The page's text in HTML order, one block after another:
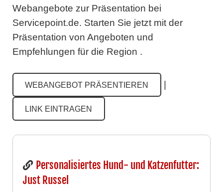
Webangebote zur Präsentation bei
Servicepoint.de. Starten Sie jetzt mit der
Präsentation von Angeboten und
Empfehlungen für die Region .
WEBANGEBOT PRÄSENTIEREN
LINK EINTRAGEN
Personalisiertes Hund- und Katzenfutter:
Just Russel